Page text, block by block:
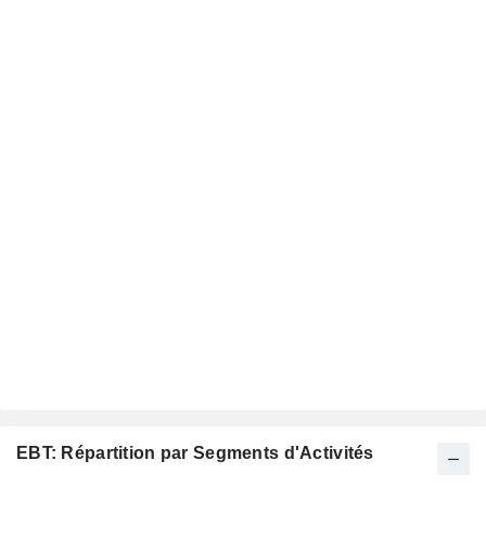
EBT: Répartition par Segments d'Activités